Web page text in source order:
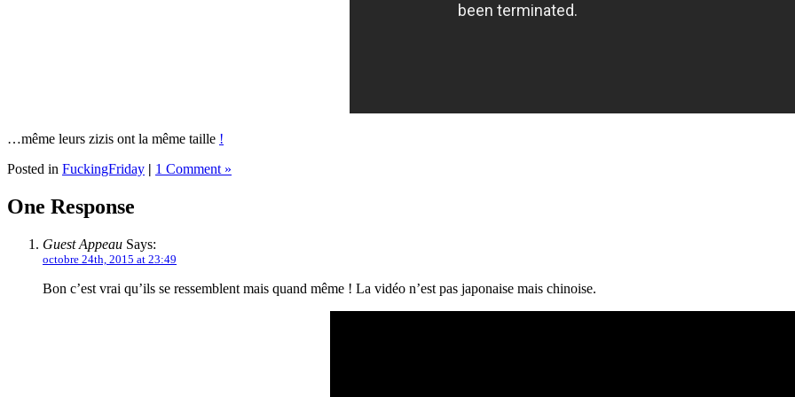
…même leurs zizis ont la même taille !
Posted in FuckingFriday | 1 Comment »
One Response
Guest Appeau Says:
octobre 24th, 2015 at 23:49
Bon c’est vrai qu’ils se ressemblent mais quand même ! La vidéo n’est pas japonaise mais chinoise.